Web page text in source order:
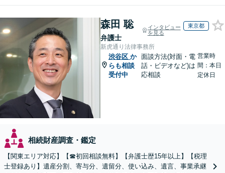
森田 聡
弁護士
インタビュー
を見る
東京都
新虎通り法律事務所
渋谷区 か
らも相談
受付中
面談方法(対面・電
話・ビデオなど)は
応相談
営業時
間：本日
定休日
相続財産調査・鑑定
【関東エリア対応】【☎︎初回相談無料】【弁護士歴15年以上】【税理
士登録あり】遺産分割、寄与分、遺留分、使い込み、遺言、事業承継